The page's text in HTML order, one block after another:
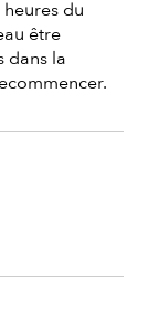
du
être
dans la